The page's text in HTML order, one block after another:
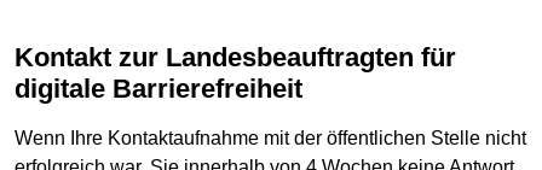
Kontakt zur Landesbeauftragten für
digitale Barrierefreiheit
Wenn Ihre Kontaktaufnahme mit der öffentlichen Stelle nicht